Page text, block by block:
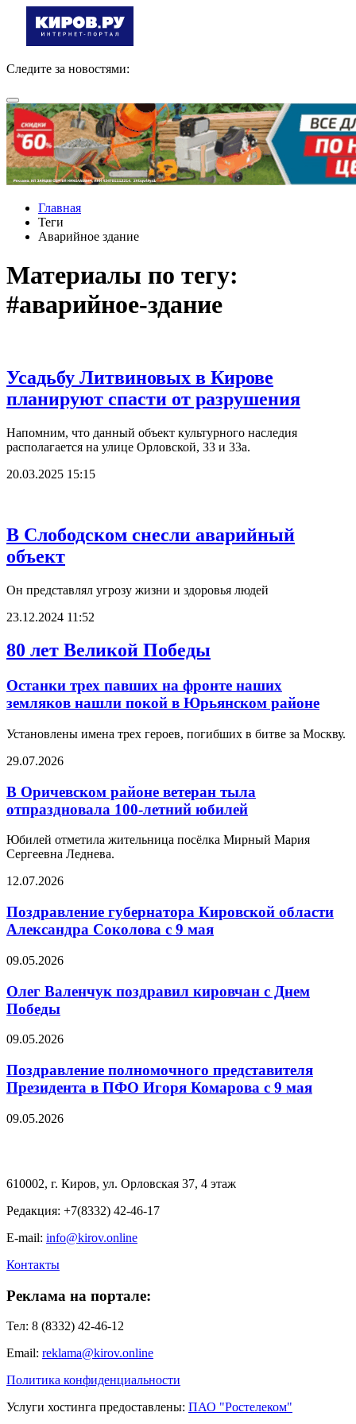
Следите за новостями:
Главная
Теги
Аварийное здание
Материалы по тегу:
#аварийное-здание
Усадьбу Литвиновых в Кирове
планируют спасти от разрушения
Напомним, что данный объект культурного наследия
располагается на улице Орловской, 33 и 33а.
20.03.2025 15:15
В Слободском снесли аварийный
объект
Он представлял угрозу жизни и здоровья людей
23.12.2024 11:52
80 лет Великой Победы
Останки трех павших на фронте наших
земляков нашли покой в Юрьянском районе
Установлены имена трех героев, погибших в битве за Москву.
29.07.2026
В Оричевском районе ветеран тыла
отпраздновала 100-летний юбилей
Юбилей отметила жительница посёлка Мирный Мария
Сергеевна Леднева.
12.07.2026
Поздравление губернатора Кировской области
Александра Соколова с 9 мая
09.05.2026
Олег Валенчук поздравил кировчан с Днем
Победы
09.05.2026
Поздравление полномочного представителя
Президента в ПФО Игоря Комарова с 9 мая
09.05.2026
610002, г. Киров, ул. Орловская 37, 4 этаж
Редакция: +7(8332) 42-46-17
E-mail: info@kirov.online
Контакты
Реклама на портале:
Тел: 8 (8332) 42-46-12
Email: reklama@kirov.online
Политика конфиденциальности
Услуги хостинга предоставлены: ПАО "Ростелеком"